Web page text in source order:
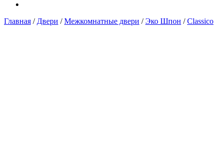
Главная / Двери /Межкомнатные двери /Эко Шпон /Classico